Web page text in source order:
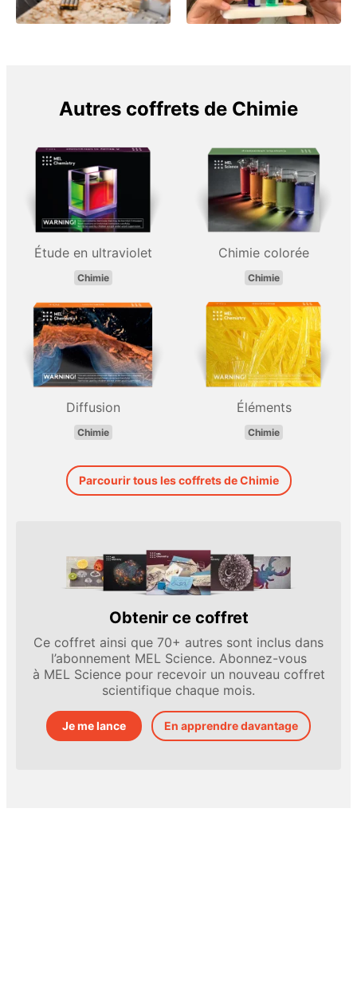
Autres coffrets de Chimie
Étude en ultraviolet
Chimie
Chimie colorée
Chimie
Diffusion
Chimie
Éléments
Chimie
Parcourir tous les coffrets de Chimie
Obtenir ce coffret
Ce coffret ainsi que 70+ autres sont inclus dans
l’abonnement MEL Science. Abonnez-vous
à MEL Science pour recevoir un nouveau coffret
scientifique chaque mois.
Je me lance En apprendre davantage